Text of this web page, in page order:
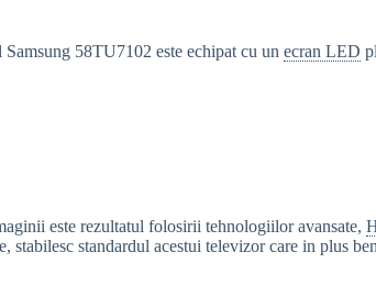
Samsung 58TU7102 este echipat cu unecran LED
este rezultatul folosirii tehnologiilor avansate,
stabilesc standardul acestui televizor care in plus